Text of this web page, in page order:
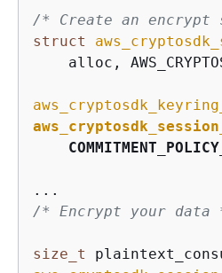
/* Create an encrypt
struct
alloc,
/* Encrypt your data
size_t